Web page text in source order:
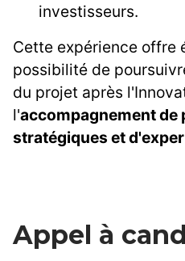
investisseurs.
Cette expérience offre
possibilité de
du projet après
l'accompagnement de
stratégiques et
Appel à